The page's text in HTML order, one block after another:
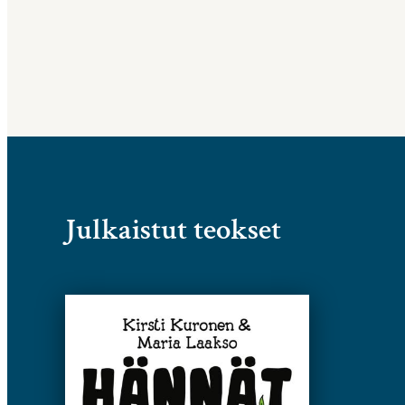
Julkaistut teokset